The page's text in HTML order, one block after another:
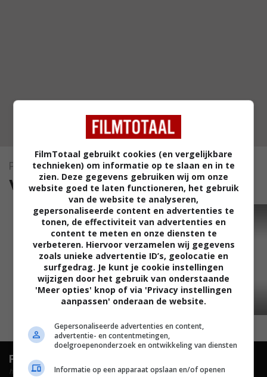
Pistachio
video's (1)
02:17
TRAILER
FilmTotaal.
hosted by
FilmTotaal gebruikt cookies (en vergelijkbare
technieken) om informatie op te slaan en in te
zien. Deze gegevens gebruiken wij om onze
website goed te laten functioneren, het gebruik
van de website te analyseren,
gepersonaliseerde content en advertenties te
tonen, de effectiviteit van advertenties en
content te meten en onze diensten te
verbeteren. Hiervoor verzamelen wij gegevens
zoals unieke advertentie ID’s, geolocatie en
surfgedrag. Je kunt je cookie instellingen
wijzigen door het gebruik van onderstaande
'Meer opties' knop of via 'Privacy instellingen
aanpassen' onderaan de website.
Gepersonaliseerde advertenties en content,
advertentie- en contentmetingen,
doelgroepenonderzoek en ontwikkeling van diensten
Informatie op een apparaat opslaan en/of openen